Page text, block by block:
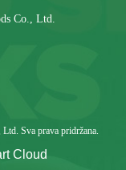
Co., Ltd.
Sva prava pridržana.
Cloud